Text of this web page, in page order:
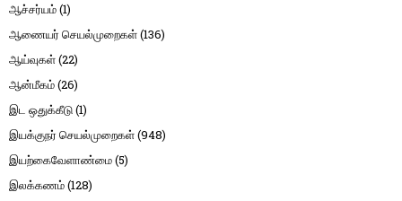
ஆச்சர்யம்(1)
ஆணையர் செயல்முறைகள்(136)
ஆய்வுகள்(22)
ஆன்மீகம்(26)
இட ஒதுக்கீடு(1)
இயக்குநர் செயல்முறைகள்(948)
இயற்கைவேளாண்மை(5)
இலக்கணம்(128)